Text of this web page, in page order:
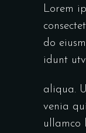
Lorem
do
idunt
aliqua.
venia
ullamco